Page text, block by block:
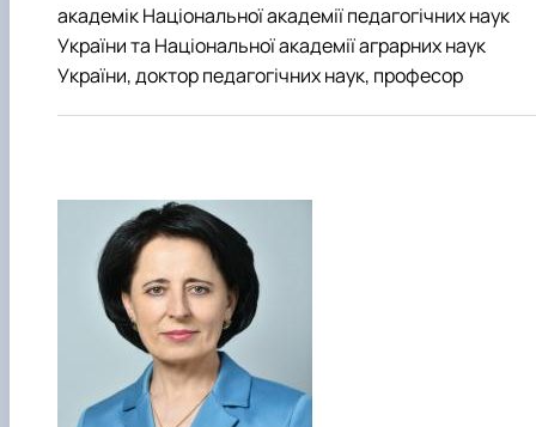
академік Національної академії педагогічних наук
України та Національної академії аграрних наук
України, доктор педагогічних наук, професор